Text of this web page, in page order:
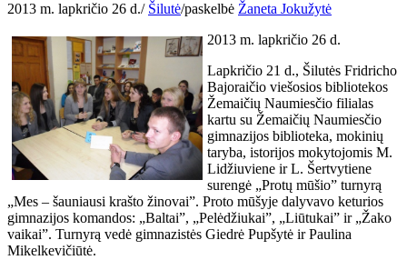
2013 m. lapkričio 26 d./ Šilutė/paskelbė Žaneta Jokužytė
2013 m. lapkričio 26 d.
Lapkričio 21 d., Šilutės Fridricho
Bajoraičio viešosios bibliotekos
Žemaičių Naumiesčio filialas
kartu su Žemaičių Naumiesčio
gimnazijos biblioteka, mokinių
taryba, istorijos mokytojomis M.
Lidžiuviene ir L. Šertvytiene
surengė „Protų mūšio” turnyrą
„Mes – šauniausi krašto žinovai”. Proto mūšyje dalyvavo keturios
gimnazijos komandos: „Baltai”, „Pelėdžiukai”, „Liūtukai” ir „Žako
vaikai”. Turnyrą vedė gimnazistės Giedrė Pupšytė ir Paulina
Mikelkevičiūtė.